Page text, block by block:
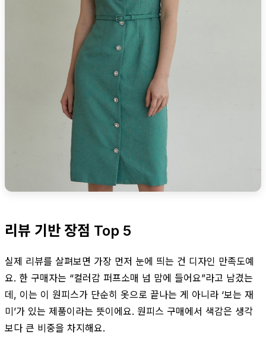
리뷰 기반 장점 Top 5
실제 리뷰를 살펴보면 가장 먼저 눈에 띄는 건 디자인 만족도예
요. 한 구매자는 “컬러감 퍼프소매 넘 맘에 들어요”라고 남겼는
데, 이는 이 원피스가 단순히 옷으로 끝나는 게 아니라 ‘보는 재
미’가 있는 제품이라는 뜻이에요. 원피스 구매에서 색감은 생각
보다 큰 비중을 차지해요.